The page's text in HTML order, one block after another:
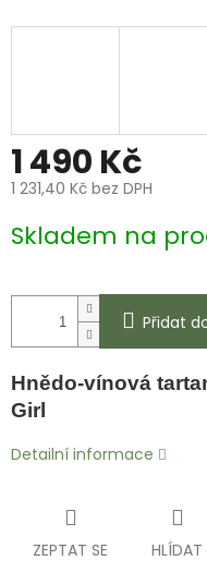
1 490 Kč
1 231,40 Kč bez DPH
cena:
Skladem na
Přidat
Hnědo-vínová
Girl
Detailní informace
ZEPTAT SE HLÍDAT